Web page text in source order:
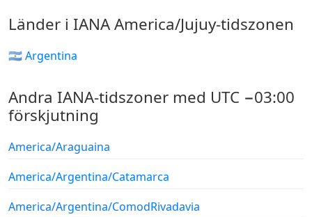
Länder i IANA America/Jujuy-tidszonen
🇦🇷 Argentina
Andra IANA-tidszoner med UTC −03:00
förskjutning
America/Araguaina
America/Argentina/Catamarca
America/Argentina/ComodRivadavia